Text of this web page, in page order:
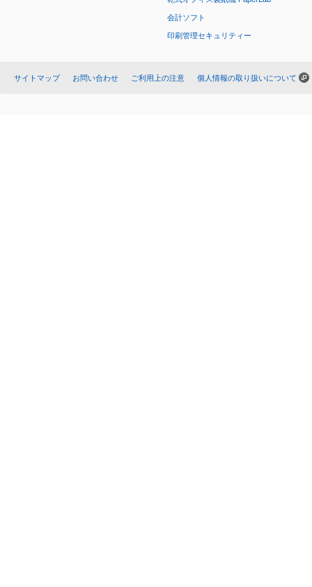
会計ソフト
印刷管理セキュリティー
サイトマップ お問い合わせ ご利用上の注意 個人情報の取り扱いについて